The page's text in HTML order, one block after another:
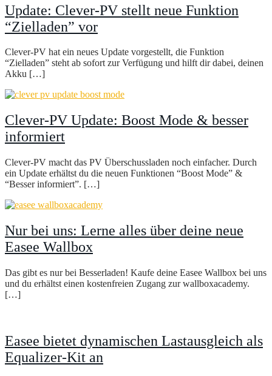
Update: Clever-PV stellt neue Funktion
“Zielladen” vor
Clever-PV hat ein neues Update vorgestellt, die Funktion
“Zielladen” steht ab sofort zur Verfügung und hilft dir dabei, deinen
Akku […]
Clever-PV Update: Boost Mode & besser
informiert
Clever-PV macht das PV Überschussladen noch einfacher. Durch
ein Update erhältst du die neuen Funktionen “Boost Mode” &
“Besser informiert”. […]
Nur bei uns: Lerne alles über deine neue
Easee Wallbox
Das gibt es nur bei Besserladen! Kaufe deine Easee Wallbox bei uns
und du erhältst einen kostenfreien Zugang zur wallboxacademy.
[…]
Easee bietet dynamischen Lastausgleich als
Equalizer-Kit an